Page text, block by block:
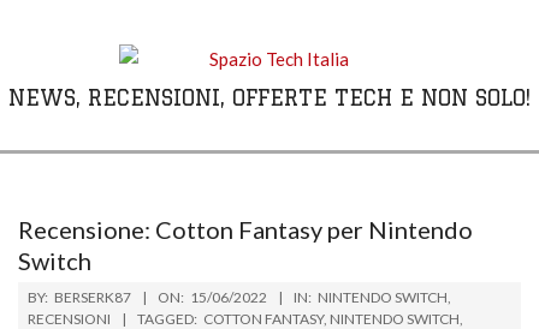
NEWS, RECENSIONI, OFFERTE TECH E NON SOLO!
MenuRecensione: Cotton Fantasy per Nintendo
Switch
BY: BERSERK87 ON: 15/06/2022 IN: NINTENDO SWITCH
RECENSIONI
TAGGED: COTTON FANTASY, NINTENDO SWITCH